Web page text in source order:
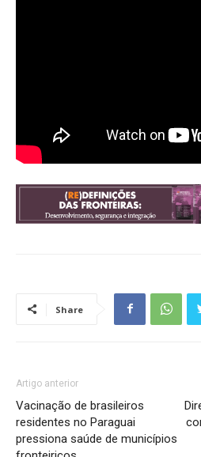
Share
Artigo anterior
Vacinação de brasileiros
residentes no Paraguai
pressiona saúde de municípios